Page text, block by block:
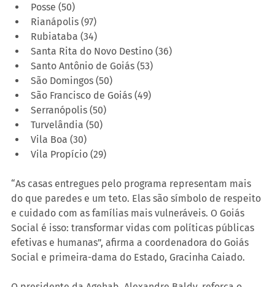
Posse (50)
Rianápolis (97)
Rubiataba (34)
Santa Rita do Novo Destino (36)
Santo Antônio de Goiás (53)
São Domingos (50)
São Francisco de Goiás (49)
Serranópolis (50)
Turvelândia (50)
Vila Boa (30)
Vila Propício (29)
“As casas entregues pelo programa representam mais
do que paredes e um teto. Elas são símbolo de respeito
e cuidado com as famílias mais vulneráveis. O Goiás
Social é isso: transformar vidas com políticas públicas
efetivas e humanas”, afirma a coordenadora do Goiás
Social e primeira-dama do Estado, Gracinha Caiado.